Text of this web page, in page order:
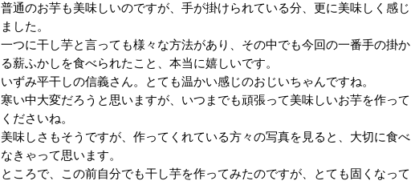
普通のお芋も美味しいのですが、手が掛けられている分、更に美味しく感じ
ました。
一つに干し芋と言っても様々な方法があり、その中でも今回の一番手の掛か
る薪ふかしを食べられたこと、本当に嬉しいです。
いずみ平干しの信義さん。とても温かい感じのおじいちゃんですね。
寒い中大変だろうと思いますが、いつまでも頑張って美味しいお芋を作って
くださいね。
美味しさもそうですが、作ってくれている方々の写真を見ると、大切に食べ
なきゃって思います。
ところで、この前自分でも干し芋を作ってみたのですが、とても固くなって